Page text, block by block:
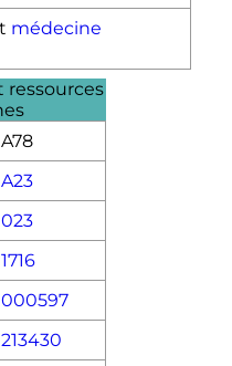
médecine
ressources
A78
A23
023
1716
000597
213430